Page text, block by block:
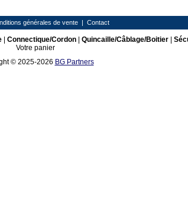
générales de vente| Contact
| Connectique/Cordon| Quincaille/Câblage/Boitier|
Votre panier
© 2025-2026 BG Partners